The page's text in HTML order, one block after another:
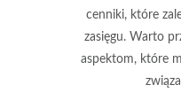
cenniki, które
zasięgu. Warto
aspektom, które